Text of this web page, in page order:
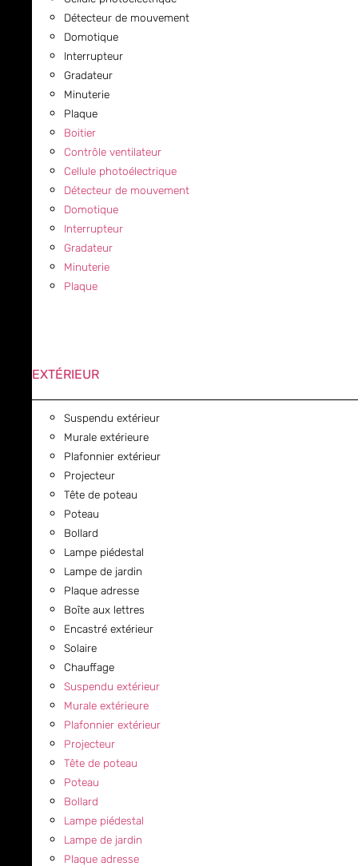
Détecteur de mouvement
Domotique
Interrupteur
Gradateur
Minuterie
Plaque
Boitier
Contrôle ventilateur
Cellule photoélectrique
Détecteur de mouvement
Domotique
Interrupteur
Gradateur
Minuterie
Plaque
EXTÉRIEUR
Suspendu extérieur
Murale extérieure
Plafonnier extérieur
Projecteur
Tête de poteau
Poteau
Bollard
Lampe piédestal
Lampe de jardin
Plaque adresse
Boîte aux lettres
Encastré extérieur
Solaire
Chauffage
Suspendu extérieur
Murale extérieure
Plafonnier extérieur
Projecteur
Tête de poteau
Poteau
Bollard
Lampe piédestal
Lampe de jardin
Plaque adresse